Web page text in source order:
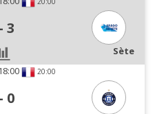
- 3
Sète
20:00
- 0